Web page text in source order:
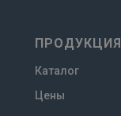
ПРОДУКЦИЯ
Каталог
Цены